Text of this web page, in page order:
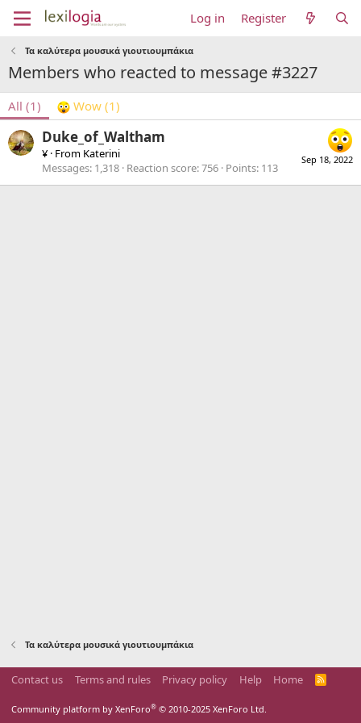
Log in Register
Τα καλύτερα μουσικά γιουτιουμπάκια
Members who reacted to message #3227
All (1) Wow (1)
Sep 18, 2022
Duke_of_Waltham
¥ · From Katerini
Messages 1,318 Reaction score 756 Points 113
Τα καλύτερα μουσικά γιουτιουμπάκια
Contact us Terms and rules Privacy policy Help Home
R
Community platform by XenForo® © 2010-2025 XenForo Ltd.